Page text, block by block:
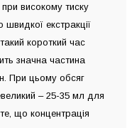
високому тиску
екстракції
короткий час
значна частина
При цьому обсяг
– 25-35 мл для
що концентрація